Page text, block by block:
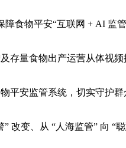
物平安“互联网 + AI 监
量食物出产运营从体视频
安监管系统，切实守护群
变、从 “人海监管” 向 “